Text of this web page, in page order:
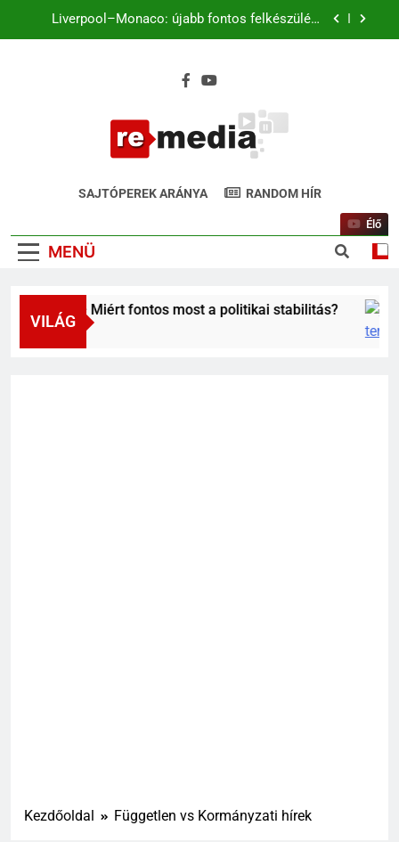
Liverpool–Monaco: újabb fontos felkészülési
Groupama Arénában, de hol lehet nézni élőben?
mérkőzés vár Szoboszlaiékra az Anfielden
Ma este Fradi–Real Madrid: világsztárok a
Groupama Arénában, de hol lehet nézni élőben?
ReMedia.hu
Gyógyír Az Egyoldalúságra
SAJTÓPEREK ARÁNYA RANDOM HÍR
MENÜ
Élő
VILÁG
– Miért fontos most a politikai stabilitás?
Kezdőoldal Független vs Kormányzati hírek